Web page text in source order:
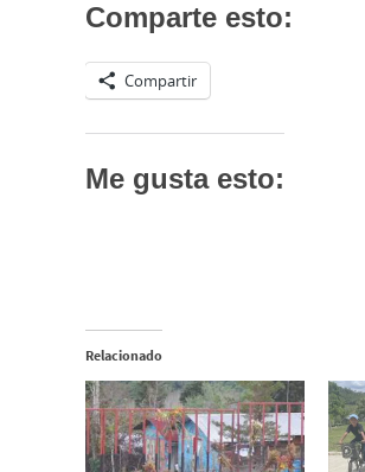
Comparte esto:
Compartir
Me gusta esto:
Relacionado